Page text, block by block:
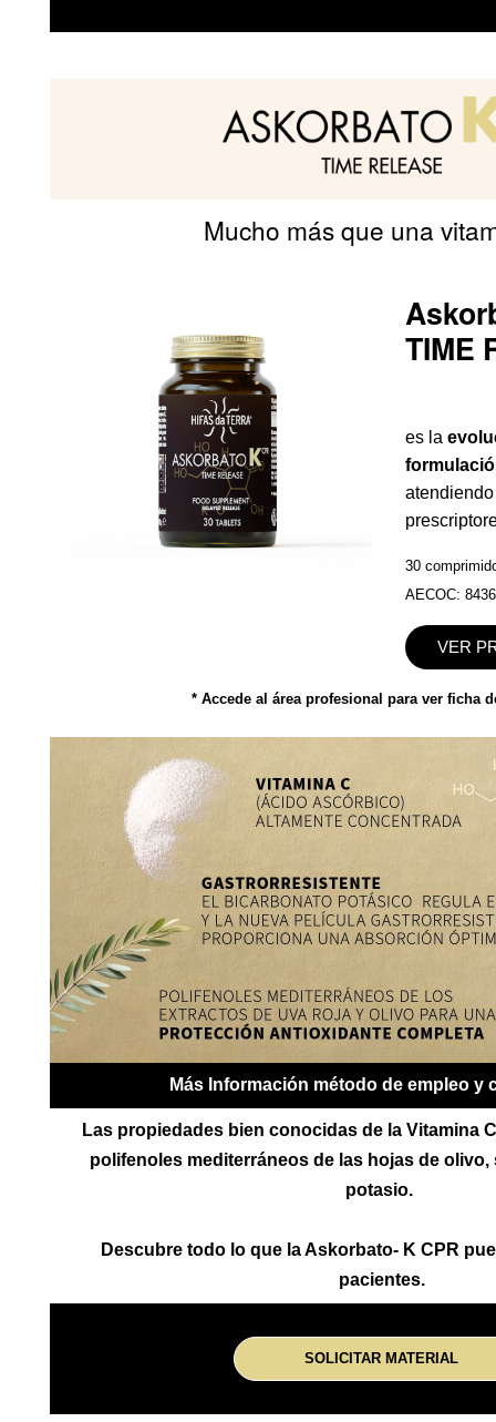
Mucho más que una
TIME
es la
30
AECOC:
VER
* Accede al área profesional para ver ficha
Más Información método de empleo y
Las propiedades bien conocidas de la Vitamina
polifenoles mediterráneos de las hojas de olivo,
potasio.
Descubre todo lo que la Askorbato- K CPR
pacientes.
SOLICITAR MATERIAL